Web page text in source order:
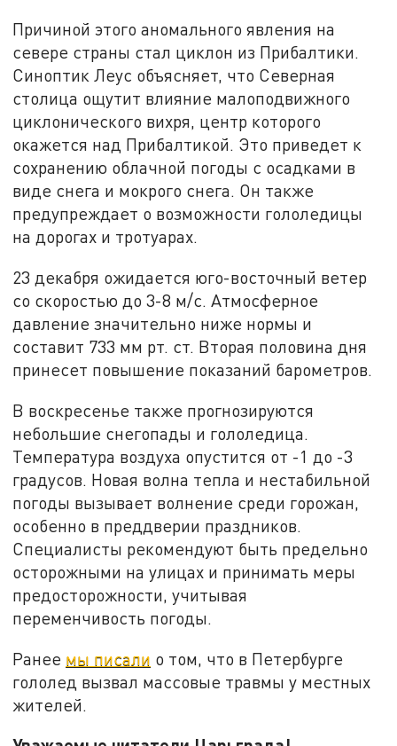
Причиной этого аномального явления на
севере страны стал циклон из Прибалтики.
Синоптик Леус объясняет, что Северная
столица ощутит влияние малоподвижного
циклонического вихря, центр которого
окажется над Прибалтикой. Это приведет к
сохранению облачной погоды с осадками в
виде снега и мокрого снега. Он также
предупреждает о возможности гололедицы
на дорогах и тротуарах.
23 декабря ожидается юго-восточный ветер
со скоростью до 3-8 м/с. Атмосферное
давление значительно ниже нормы и
составит 733 мм рт. ст. Вторая половина дня
принесет повышение показаний барометров.
В воскресенье также прогнозируются
небольшие снегопады и гололедица.
Температура воздуха опустится от -1 до -3
градусов. Новая волна тепла и нестабильной
погоды вызывает волнение среди горожан,
особенно в преддверии праздников.
Специалисты рекомендуют быть предельно
осторожными на улицах и принимать меры
предосторожности, учитывая
переменчивость погоды.
Ранее мы писали о том, что в Петербурге
гололед вызвал массовые травмы у местных
жителей.